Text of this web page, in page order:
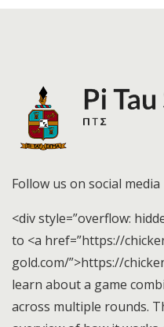
Follow us on social media
<div style=”overflow:
to <a href=”https://
gold.com/”>https://
learn about a game
across multiple rounds.